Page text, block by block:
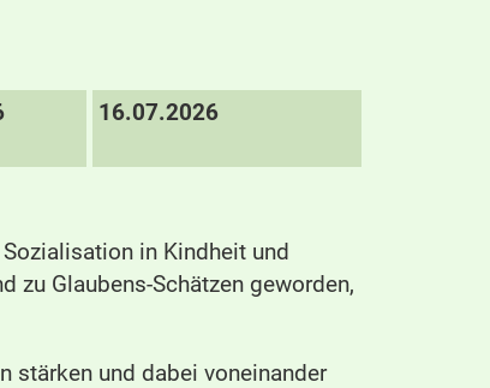
16.07.2026
in Kindheit und
zu Glaubens-Schätzen geworden,
stärken und dabei voneinander